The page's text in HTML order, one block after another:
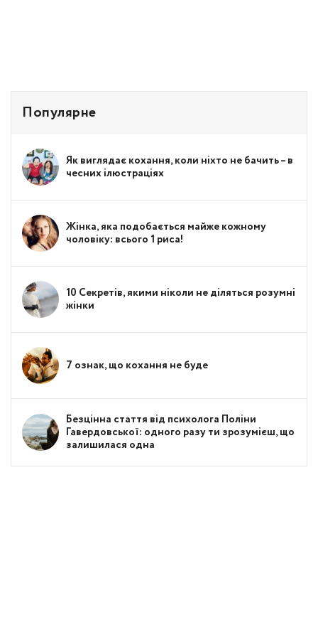
Популярне
Як виглядає кохання, коли ніхто не бачить – в
чесних ілюстраціях
Жінка, яка подобається майже кожному
чоловіку: всього 1 риса!
10 Секретів, якими ніколи не діляться розумні
жінки
7 ознак, що кохання не буде
Безцінна стаття від психолога Поліни
Гавердовської: одного разу ти зрозумієш, що
залишилася одна